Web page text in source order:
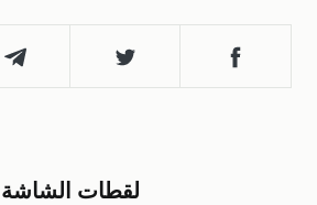
لقطات الشاشة